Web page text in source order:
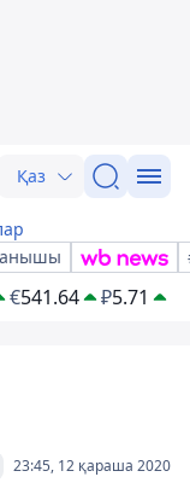
Қаз
€541.64 ₽5.71
23:45, 12 қараша 2020